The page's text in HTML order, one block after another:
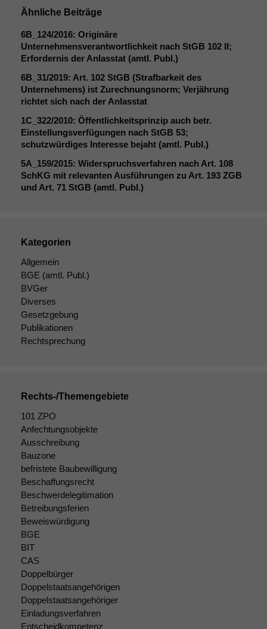
Ähnliche Beiträge
6B_124/2016: Originäre
Unternehmensverantwortlichkeit nach StGB 102 II;
Erfordernis der Anlasstat (amtl. Publ.)
6B_31/2019: Art. 102 StGB (Strafbarkeit des
Unternehmens) ist Zurechnungsnorm; Verjährung
richtet sich nach der Anlasstat
1C_322/2010: Öffentlichkeitsprinzip auch betr.
Einstellungsverfügungen nach StGB 53;
schutzwürdiges Interesse bejaht (amtl. Publ.)
5A_159/2015: Widerspruchsverfahren nach Art. 108
SchKG mit relevanten Ausführungen zu Art. 193 ZGB
und Art. 71 StGB (amtl. Publ.)
Kategorien
Allgemein
BGE (amtl. Publ.)
BVGer
Diverses
Gesetzgebung
Publikationen
Rechtsprechung
Rechts-/Themengebiete
101 ZPO
Anfechtungsobjekte
Ausschreibung
Bauzone
befristete Baubewilligung
Beschaffungsrecht
Beschwerdelegitimation
Betreibungsferien
Beweiswürdigung
BGE
BIT
CAS
Doppelbürger
Doppelstaatsangehörigen
Doppelstaatsangehöriger
Einladungsverfahren
Entscheidkompetenz
dieser Website
sind optional.
Wenn Sie
diese Option
deaktivieren,
zu 100%
funktionieren.
Marketing